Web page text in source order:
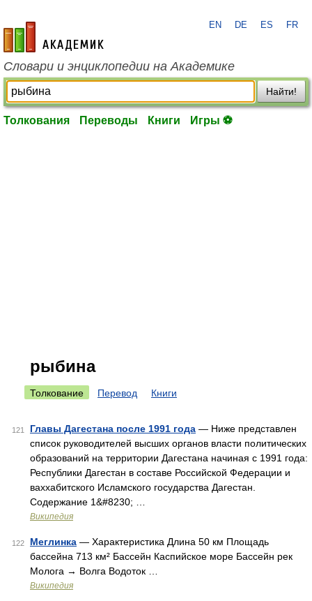
academic.ru
EN DE ES FR
Словари и энциклопедии на Академике
Найти!
Толкования Переводы Книги Игры ⚽
рыбина
Толкование Перевод Книги
121 Главы Дагестана после 1991 года — Ниже представлен
список руководителей высших органов власти политических
образований на территории Дагестана начиная с 1991 года:
Республики Дагестан в составе Российской Федерации и
ваххабитского Исламского государства Дагестан.
Содержание 1&#8230; …
Википедия
122 Меглинка — Характеристика Длина 50 км Площадь
бассейна 713 км² Бассейн Каспийское море Бассейн рек
Молога → Волга Водоток …
Википедия